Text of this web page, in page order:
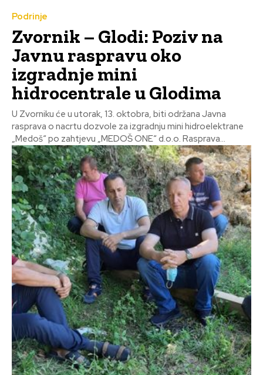
Podrinje
Zvornik – Glodi: Poziv na
Javnu raspravu oko
izgradnje mini
hidrocentrale u Glodima
U Zvorniku će u utorak, 13. oktobra, biti održana Javna
rasprava o nacrtu dozvole za izgradnju mini hidroelektrane
„Medoš“ po zahtjevu „MEDOŠ ONE“ d.o.o. Rasprava...